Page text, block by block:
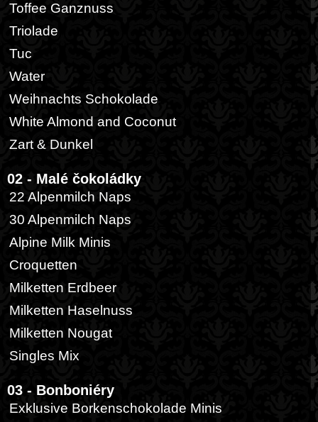
Toffee Ganznuss
Triolade
Tuc
Water
Weihnachts Schokolade
White Almond and Coconut
Zart & Dunkel
02 - Malé čokoládky
22 Alpenmilch Naps
30 Alpenmilch Naps
Alpine Milk Minis
Croquetten
Milketten Erdbeer
Milketten Haselnuss
Milketten Nougat
Singles Mix
03 - Bonboniéry
Exklusive Borkenschokolade Minis